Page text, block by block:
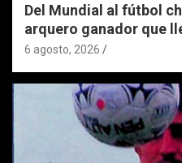
Del Mundial al fútbol
arquero ganador que
6 agosto, 2026